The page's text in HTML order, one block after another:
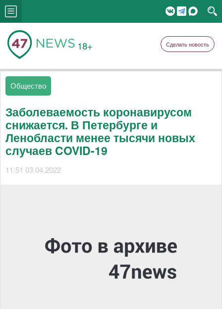
18+ Сделать новость
Общество
Заболеваемость коронавирусом
снижается. В Петербурге и
Ленобласти менее тысячи новых
случаев COVID-19
11:51 03.04.2022